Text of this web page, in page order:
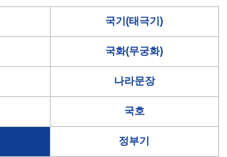
국기(태극기)
국화(무궁화)
나라문장
국호
정부기